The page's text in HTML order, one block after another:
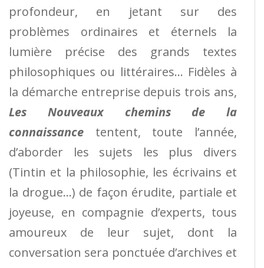
profondeur, en jetant sur des
problèmes ordinaires et éternels la
lumière précise des grands textes
philosophiques ou littéraires… Fidèles à
la démarche entreprise depuis trois ans,
Les Nouveaux chemins de la
connaissance tentent, toute l’année,
d’aborder les sujets les plus divers
(Tintin et la philosophie, les écrivains et
la drogue…) de façon érudite, partiale et
joyeuse, en compagnie d’experts, tous
amoureux de leur sujet, dont la
conversation sera ponctuée d’archives et